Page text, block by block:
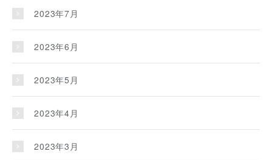
2023年7月
2023年6月
2023年5月
2023年4月
2023年3月